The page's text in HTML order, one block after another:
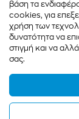
©
βάση τα
cookies, για
χρήση των
δυνατότητα να
στιγμή και να
σας.